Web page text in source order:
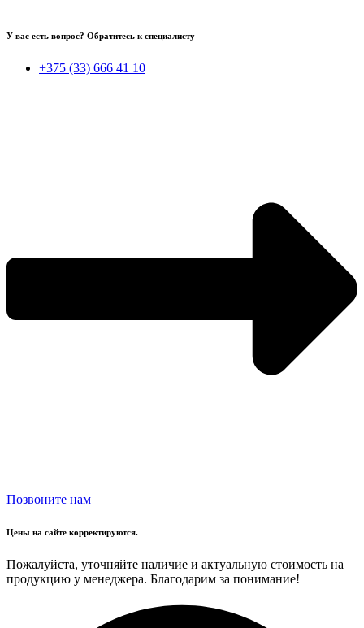
У вас есть вопрос? Обратитесь к специалисту
+375 (33) 666 41 10
Позвоните нам
Цены на сайте корректируются.
Пожалуйста, уточняйте наличие и актуальную стоимость на
продукцию у менеджера. Благодарим за понимание!